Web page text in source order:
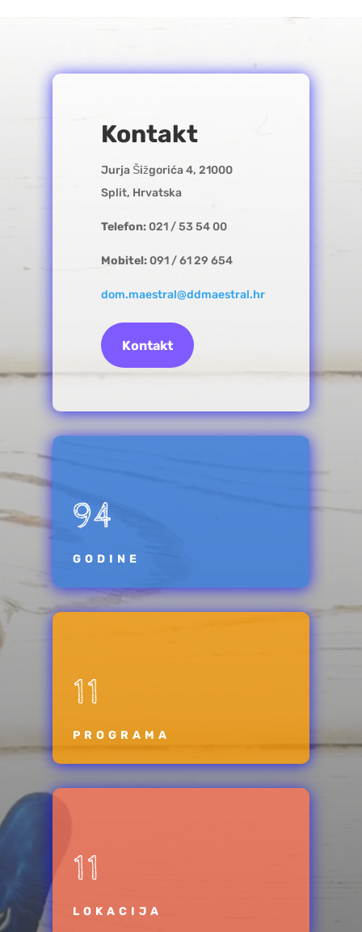
Kontakt
Jurja Šižgorića 4, 21000
Split, Hrvatska
Telefon:021 / 53 54 00
Mobitel:091 / 61 29 654
dom.maestral@ddmaestral.hr
Kontakt
94
GODINE
11
PROGRAMA
11
LOKACIJA